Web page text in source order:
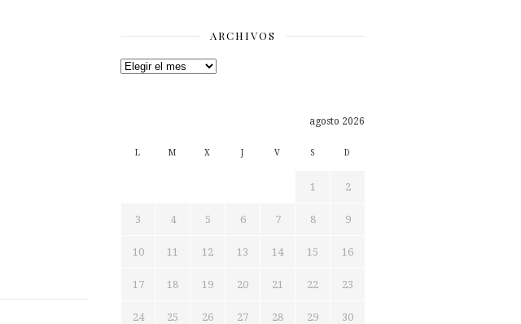
ARCHIVOS
Archivos
agosto 2026
L M X J V S D
1 2
3 4 5 6 7 8 9
10 11 12 13 14 15 16
17 18 19 20 21 22 23
24 25 26 27 28 29 30